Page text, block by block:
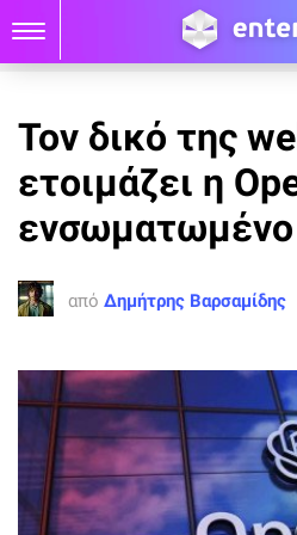
Τον δικό της
ετοιμάζει η
ενσωματωμένο
από Δημήτρης Βαρσαμίδης